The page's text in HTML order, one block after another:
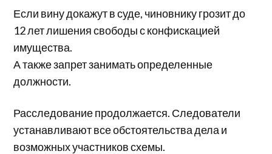
Если вину докажут в суде, чиновнику грозит до
12 лет лишения свободы с конфискацией
имущества.
А также запрет занимать определенные
должности.
Расследование продолжается. Следователи
устанавливают все обстоятельства дела и
возможных участников схемы.